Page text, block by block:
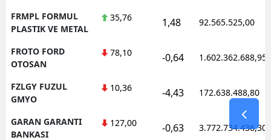
FRMPL FORMUL
PLASTIK VE METAL
35,76 1,48 92.565.525,00
FROTO FORD
OTOSAN
78,10 -0,64 1.602.362.688,95
FZLGY FUZUL
GMYO
10,36 -4,43 172.638.488,80
GARAN GARANTI
BANKASI
127,00 -0,63 3.772.734.436,30